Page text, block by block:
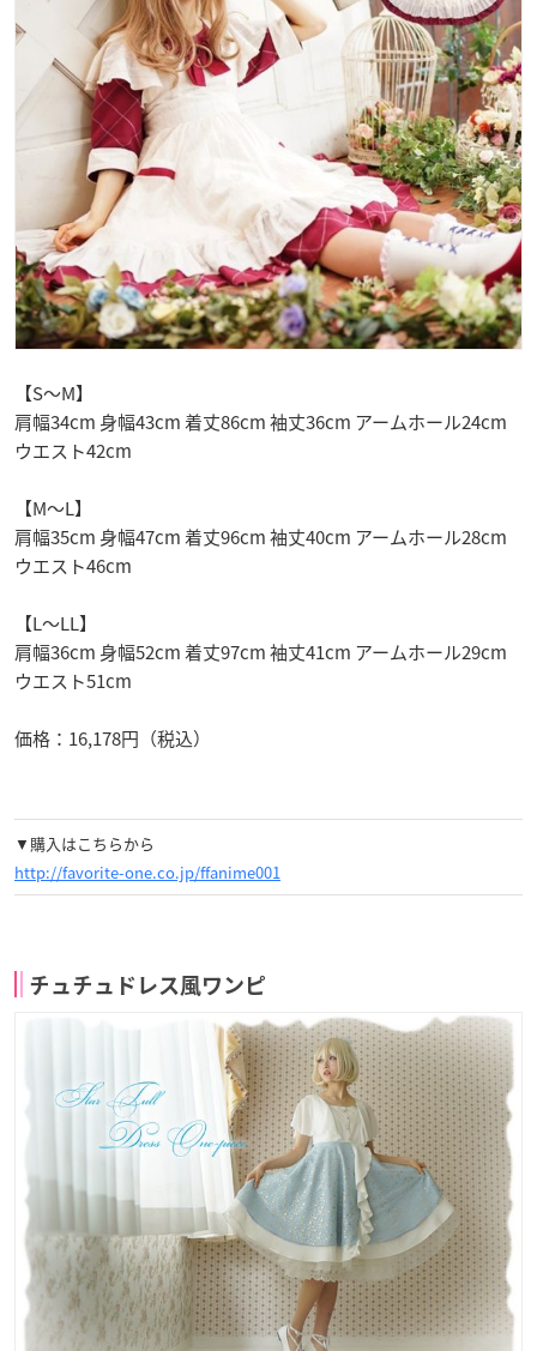
【S～M】
肩幅34cm 身幅43cm 着丈86cm 袖丈36cm アームホール24cm
ウエスト42cm
【M～L】
肩幅35cm 身幅47cm 着丈96cm 袖丈40cm アームホール28cm
ウエスト46cm
【L～LL】
肩幅36cm 身幅52cm 着丈97cm 袖丈41cm アームホール29cm
ウエスト51cm
価格：16,178円（税込）
▼購入はこちらから
http://favorite-one.co.jp/ffanime001
チュチュドレス風ワンピ